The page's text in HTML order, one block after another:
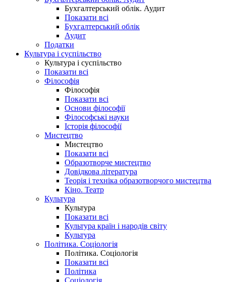
Бухгалтерський облік. Аудит
Показати всі
Бухгалтерський облік
Аудит
Податки
Культура і суспільство
Культура і суспільство
Показати всі
Філософія
Філософія
Показати всі
Основи філософії
Філософські науки
Історія філософії
Мистецтво
Мистецтво
Показати всі
Образотворче мистецтво
Довідкова література
Теорія і техніка образотворчого мистецтва
Кіно. Театр
Культура
Культура
Показати всі
Культура країн і народів світу
Культура
Політика. Соціологія
Політика. Соціологія
Показати всі
Політика
Соціологія